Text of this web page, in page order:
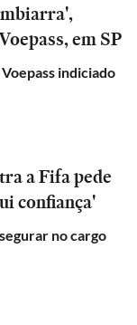
em SP
indiciado
a Fifa pede
confiança'
no cargo